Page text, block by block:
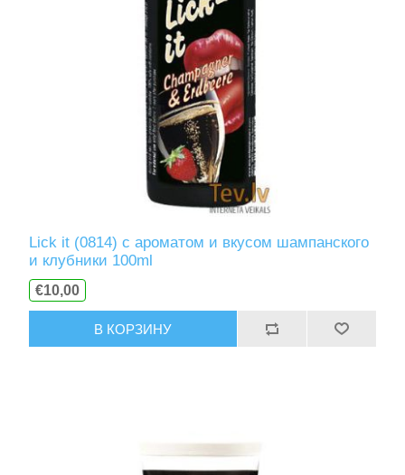
Lick it (0814) с ароматом и вкусом шампанского
и клубники 100ml
€10,00
В КОРЗИНУ